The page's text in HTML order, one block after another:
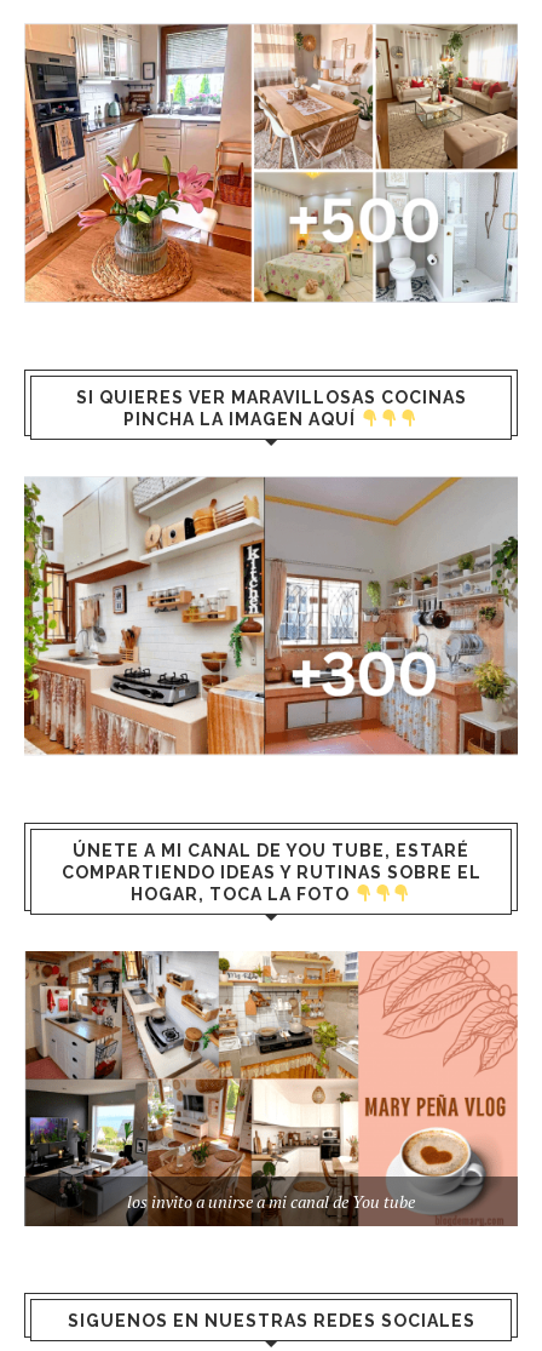
SI QUIERES VER MARAVILLOSAS COCINAS
PINCHA LA IMAGEN AQUÍ
ÚNETE A MI CANAL DE YOU TUBE, ESTARÉ
COMPARTIENDO IDEAS Y RUTINAS SOBRE EL
HOGAR, TOCA LA FOTO
los invito a unirse a mi canal de You tube
SIGUENOS EN NUESTRAS REDES SOCIALES